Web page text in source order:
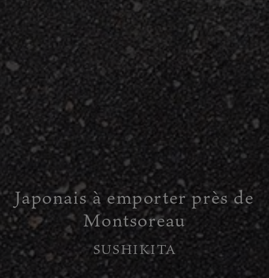
Japonais à emporter près de
Montsoreau
SUSHIKITA